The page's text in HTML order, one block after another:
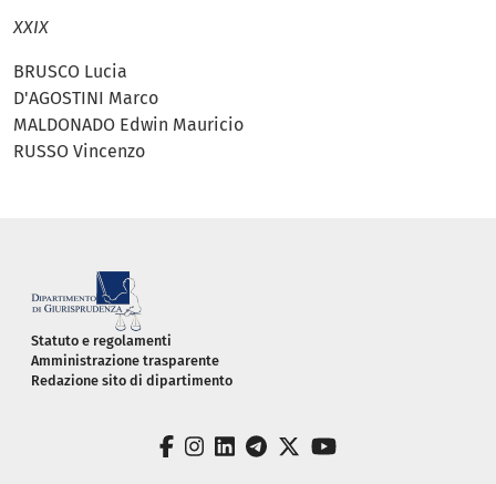
XXIX
BRUSCO Lucia
D'AGOSTINI Marco
MALDONADO Edwin Mauricio
RUSSO Vincenzo
Piè di pagina
Statuto e regolamenti
Amministrazione trasparente
Redazione sito di dipartimento
facebook
instagram
linkedin
telegram
twitteryoutube